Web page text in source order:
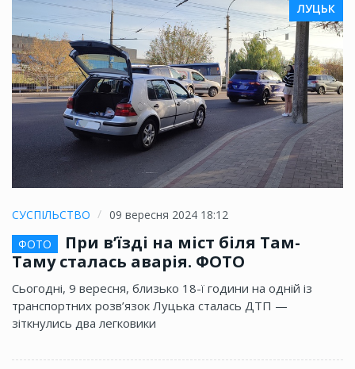
ЛУЦЬК
СУСПІЛЬСТВО
09 вересня 2024 18:12
ФОТО
При в’їзді на міст біля Там-
Таму сталась аварія. ФОТО
Сьогодні, 9 вересня, близько 18-ї години на одній із
транспортних розв’язок Луцька сталась ДТП —
зіткнулись два легковики